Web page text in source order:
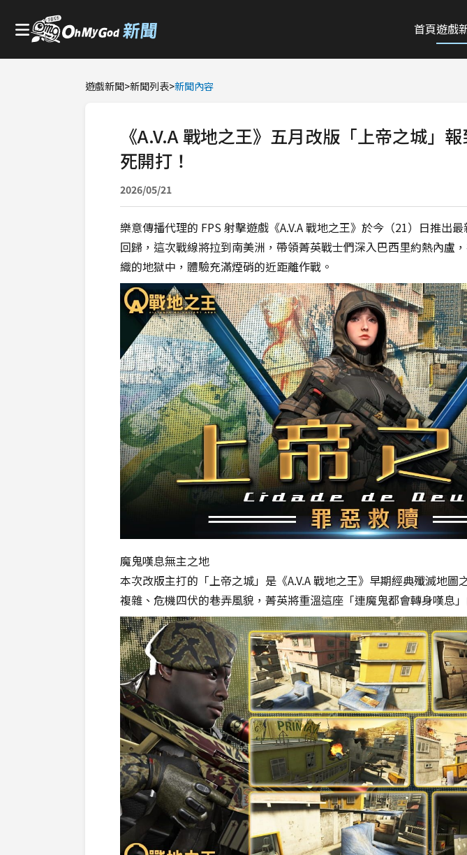
首頁遊戲
遊戲新聞>新聞列表>新聞內容
《A.V.A 戰地之王》五月改版「上帝之城」
死開打！
2026/05/21
樂意傳播代理的 FPS 射擊遊戲《A.V.A 戰地之王》於今（21）日推出
回歸，這次戰線將拉到南美洲，帶領菁英戰士們深入巴西里約熱內盧
織的地獄中，體驗充滿煙硝的近距離作戰。
魔鬼嘆息無主之地
本次改版主打的「上帝之城」是《A.V.A 戰地之王》早期經典殲滅地圖
複雜、危機四伏的巷弄風貌，菁英將重溫這座「連魔鬼都會轉身嘆息